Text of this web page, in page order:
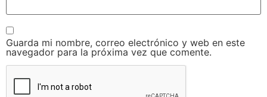
Guarda mi nombre, correo electrónico y web en este
navegador para la próxima vez que comente.